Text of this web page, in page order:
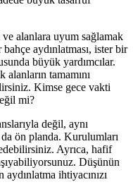
alanlara uyum sağlamak
aydınlatması, ister bir
büyük yardımcılar.
tamamını
Kimse gece vakti
mi?
değil, aynı
ön planda. Kurulumları
Ayrıca, hafif
Düşünün
ihtiyacınızı